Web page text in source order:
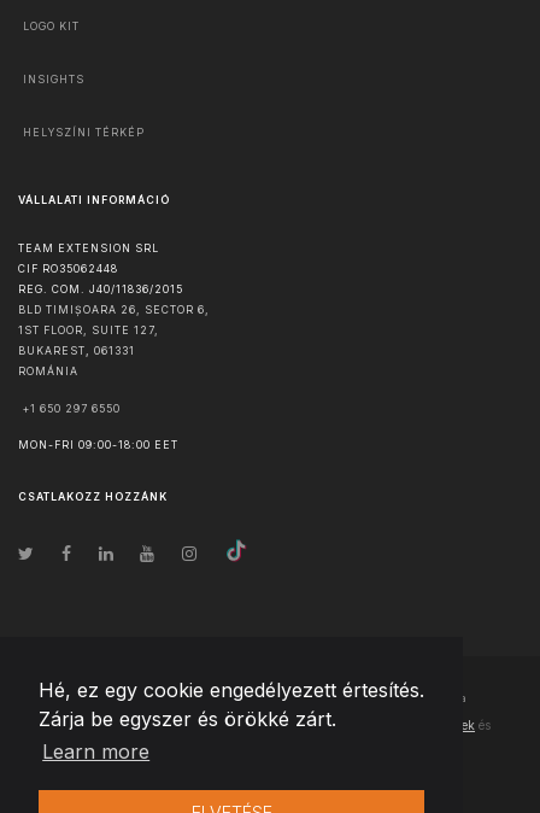
Hé, ez egy cookie engedélyezett értesítés.
Zárja be egyszer és örökké zárt.
Learn more
LOGO KIT
INSIGHTS
HELYSZÍNI TÉRKÉP
VÁLLALATI INFORMÁCIÓ
TEAM EXTENSION SRL
CIF RO35062448
REG. COM. J40/11836/2015
BLD TIMIȘOARA 26, SECTOR 6,
1ST FLOOR, SUITE 127,
BUKAREST
061331
ROMÁNIA
+1 650 297 6550
MON-FRI 09:00-18:00 EET
CSATLAKOZZ HOZZÁNK
© Szerzői jog2026 Team Extension Hungary- Minden jog fenntartva
Changelog ● Ezen webhely használatával elfogadja Használati feltételek és